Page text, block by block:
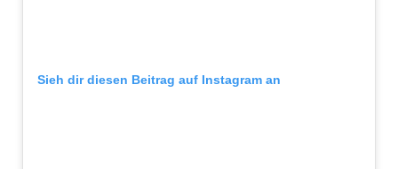
Sieh dir diesen Beitrag auf Instagram an